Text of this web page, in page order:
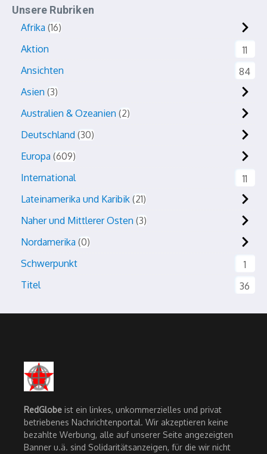
Unsere Rubriken
Afrika 16
Aktion
11
Ansichten
84
Asien 3
Australien & Ozeanien 2
Deutschland 30
Europa 609
International
11
Lateinamerika und Karibik 21
Naher und Mittlerer Osten 3
Nordamerika 0
Schwerpunkt
1
Titel
36
RedGlobe ist ein linkes, unkommerzielles und privat
betriebenes Nachrichtenportal. Wir akzeptieren keine
bezahlte Werbung, alle auf unserer Seite angezeigten
Banner u.ä. sind Solidaritätsanzeigen, für die wir nicht